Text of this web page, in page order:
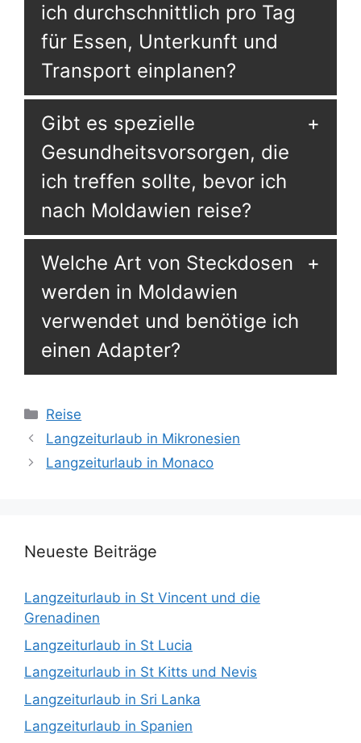
ich durchschnittlich pro Tag
für Essen, Unterkunft und
Transport einplanen?
Gibt es spezielle
Gesundheitsvorsorgen, die
ich treffen sollte, bevor ich
nach Moldawien reise?
Welche Art von Steckdosen
werden in Moldawien
verwendet und benötige ich
einen Adapter?
Kategorien
Reise
Langzeiturlaub in Mikronesien
Langzeiturlaub in Monaco
Neueste Beiträge
Langzeiturlaub in St Vincent und die
Grenadinen
Langzeiturlaub in St Lucia
Langzeiturlaub in St Kitts und Nevis
Langzeiturlaub in Sri Lanka
Langzeiturlaub in Spanien